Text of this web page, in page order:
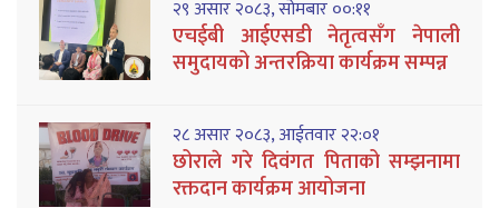
२९ असार २०८३, सोमबार ००:११
एचईबी आईएसडी नेतृत्वसँग नेपाली
समुदायको अन्तरक्रिया कार्यक्रम सम्पन्न
२८ असार २०८३, आईतवार २२:०१
छोराले गरे दिवंगत पिताको सम्झनामा
रक्तदान कार्यक्रम आयोजना